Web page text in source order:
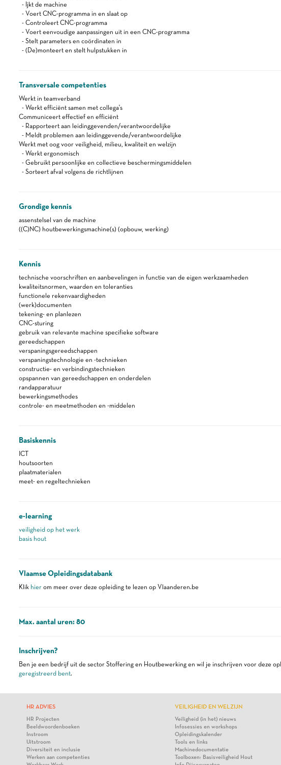
- Ijkt de machine
- Voert CNC-programma in en slaat op
- Controleert CNC-programma
- Voert eenvoudige aanpassingen uit in een CNC-programma
- Stelt parameters en coördinaten in
- (De)monteert en stelt hulpstukken in
Transversale competenties
Werkt in teamverband
- Werkt efficiënt samen met collega's
Communiceert effectief en efficiënt
- Rapporteert aan leidinggevenden/verantwoordelijke
- Meldt problemen aan leidinggevende/verantwoordelijke
Werkt met oog voor veiligheid, milieu, kwaliteit en welzijn
- Werkt ergonomisch
- Gebruikt persoonlijke en collectieve beschermingsmiddelen
- Sorteert afval volgens de richtlijnen
Grondige kennis
assenstelsel van de machine
((C)NC) houtbewerkingsmachine(s) (opbouw, werking)
Kennis
technische voorschriften en aanbevelingen in functie van de eigen werkzaamheden
kwaliteitsnormen, waarden en toleranties
functionele rekenvaardigheden
(werk)documenten
tekening- en planlezen
CNC-sturing
gebruik van relevante machine specifieke software
gereedschappen
verspaningsgereedschappen
verspaningstechnologie en -technieken
constructie- en verbindingstechnieken
opspannen van gereedschappen en onderdelen
randapparatuur
bewerkingsmethodes
controle- en meetmethoden en -middelen
Basiskennis
ICT
houtsoorten
plaatmaterialen
meet- en regeltechnieken
e-learning
veiligheid op het werk
basis hout
Vlaamse Opleidingsdatabank
Klik hierom meer over deze opleiding te lezen op Vlaanderen.be
Max. aantal uren: 80
Inschrijven?
Ben je een bedrijf uit de sector Stoffering en Houtbewerking en wil je inschrijven voor deze
geregistreerd bent.
HR ADVIES
HR Projecten
Beeldwoordenboeken
Instroom
Uitstroom
Diversiteit en inclusie
Werken aan competenties
VEILIGHEID EN WELZIJN
Veiligheid (in het) nieuws
Infosessies en workshops
Opleidingskalender
Tools en links
Machinedocumentatie
Toolboxen: Basisveiligheid Hout